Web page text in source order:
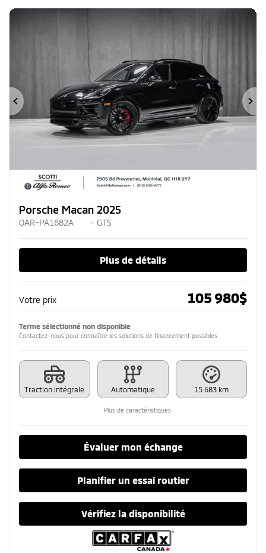
Précédent
Porsche Macan 2025
OAR-PA1682A – GTS
Plus de détails
Votre prix 105 980$
Terme sélectionné non disponible
Contactez-nous pour connaître les solutions de financement possibles
Traction intégrale Automatique 15 683 km
Plus de caractéristiques
Évaluer mon échange
Planifier un essai routier
Vérifiez la disponibilité